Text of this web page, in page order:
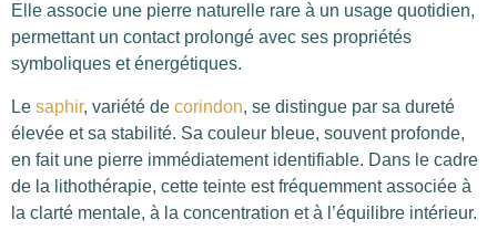
Elle associe une pierre naturelle rare à un usage quotidien,
permettant un contact prolongé avec ses propriétés
symboliques et énergétiques.
Le saphir, variété de corindon, se distingue par sa dureté
élevée et sa stabilité. Sa couleur bleue, souvent profonde,
en fait une pierre immédiatement identifiable. Dans le cadre
de la lithothérapie, cette teinte est fréquemment associée à
la clarté mentale, à la concentration et à l’équilibre intérieur.